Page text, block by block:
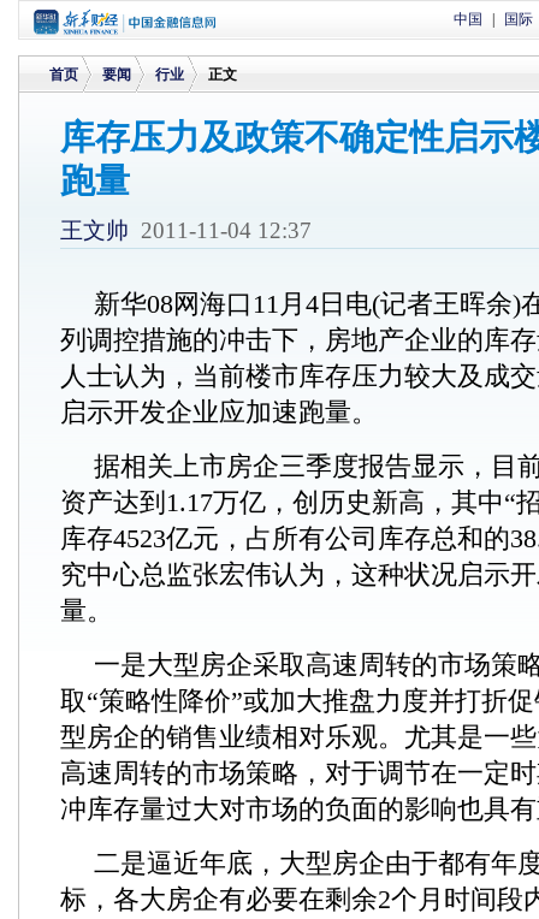
中国 国际
首页
>
要闻 行业 正文
库存压力及政策不确定性启示
跑量
王文帅 2011-11-04 12:37
新华08网海口11月4日电(记者王晖余)
列调控措施的冲击下，房地产企业的库
人士认为，当前楼市库存压力较大及成
启示开发企业应加速跑量。
据相关上市房企三季度报告显示，目
资产达到1.17万亿，创历史新高，其中“
库存4523亿元，占所有公司库存总和的
究中心总监张宏伟认为，这种状况启示
量。
一是大型房企采取高速周转的市场策
取“策略性降价”或加大推盘力度并打折
型房企的销售业绩相对乐观。尤其是一
高速周转的市场策略，对于调节在一定
冲库存量过大对市场的负面的影响也具
二是逼近年底，大型房企由于都有年
标，各大房企有必要在剩余2个月时间段